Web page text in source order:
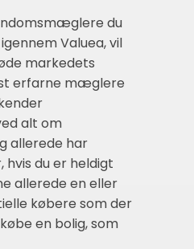
du
Valuea, vil
markedets
erfarne mæglere
alt om
allerede har
du er heldigt
allerede en eller
købere som der
en bolig, som